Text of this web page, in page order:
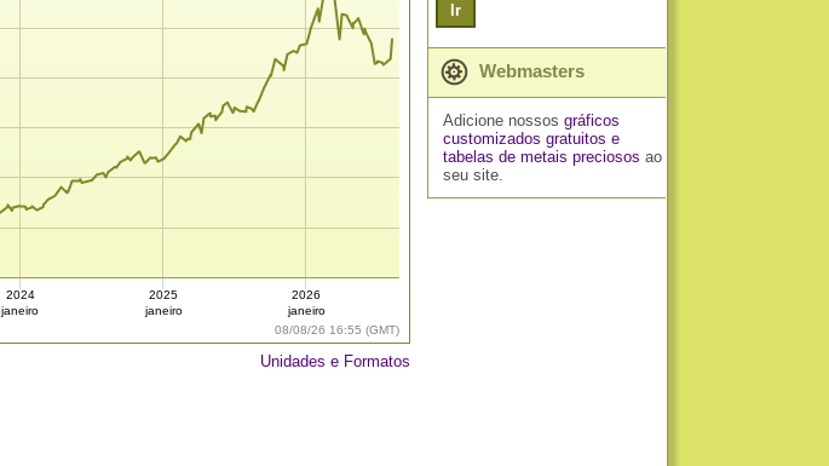
08/08/26 16:55 (GMT)
2024
janeiro
2025
janeiro
2026
janeiro
Unidades e Formatos
Ir
Webmasters
Adicione nossos gráficos
customizados gratuitos e
tabelas de metais preciosos ao
seu site.